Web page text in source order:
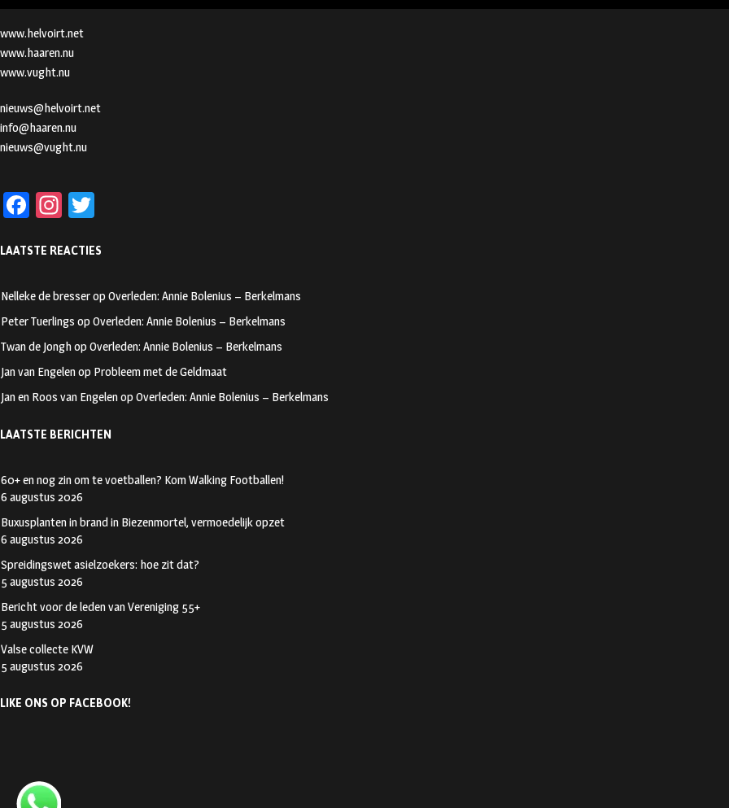
www.helvoirt.net
www.haaren.nu
www.vught.nu
nieuws@helvoirt.net
info@haaren.nu
nieuws@vught.nu
Fa
b
oo
k
In
ag
m
tt
LAATSTE REACTIES
Nelleke de bresserop Overleden: Annie Bolenius – Berkelmans
Peter Tuerlings op Overleden: Annie Bolenius – Berkelmans
Twan de Jonghop Overleden: Annie Bolenius – Berkelmans
Jan van Engelenop Probleem met de Geldmaat
Jan en Roos van Engelenop Overleden: Annie Bolenius – Berkelmans
LAATSTE BERICHTEN
60+ en nog zin om te voetballen? Kom Walking Footballen!
6 augustus 2026
Buxusplanten in brand in Biezenmortel, vermoedelijk opzet
6 augustus 2026
Spreidingswet asielzoekers: hoe zit dat?
5 augustus 2026
Bericht voor de leden van Vereniging 55+
5 augustus 2026
Valse collecte KVW
5 augustus 2026
LIKE ONS OP FACEBOOK!